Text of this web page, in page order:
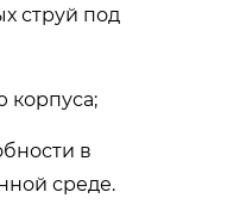
струй под
корпуса;
в
среде.